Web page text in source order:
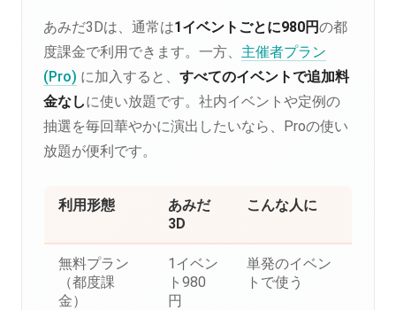
あみだ3Dは、通常は1イベントごとに980円の都
度課金で利用できます。一方、 主催者プラン
(Pro) に加入すると、 すべてのイベントで追加料
金なしに使い放題です。社内イベントや定例の
抽選を毎回華やかに演出したいなら、Proの使い
放題が便利です。
利用形態
あみだ
3D
こんな人に
無料プラン
（都度課
金）
1イベン
ト980
円
単発のイベン
トで使う